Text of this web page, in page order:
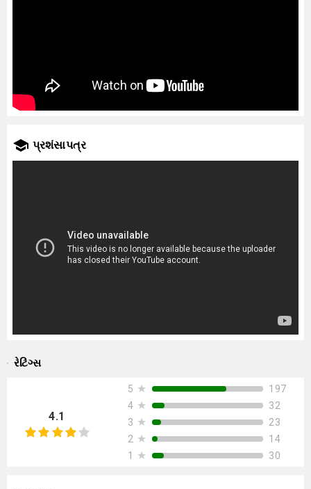
પ્રશંસાપત્ર
રેટિંગ્સ
4.1
5 ★
197
4 ★
32
3 ★
23
2 ★
14
1
★ 30